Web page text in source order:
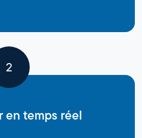
2
en temps réel